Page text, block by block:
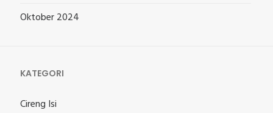
Oktober 2024
KATEGORI
Cireng Isi